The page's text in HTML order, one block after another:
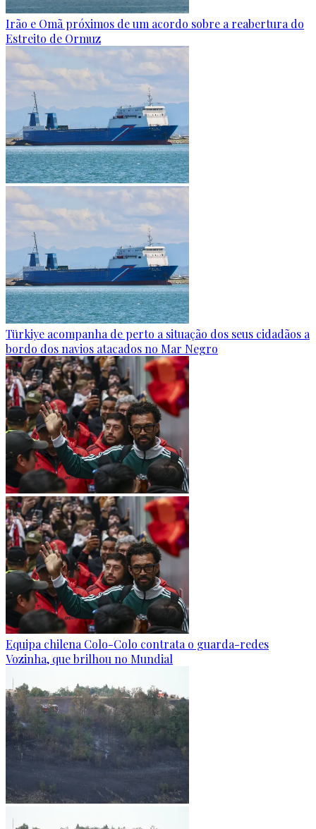
Irão e Omã próximos de um acordo sobre a reabertura do
Estreito de Ormuz
Türkiye acompanha de perto a situação dos seus cidadãos a
bordo dos navios atacados no Mar Negro
Equipa chilena Colo-Colo contrata o guarda-redes
Vozinha, que brilhou no Mundial